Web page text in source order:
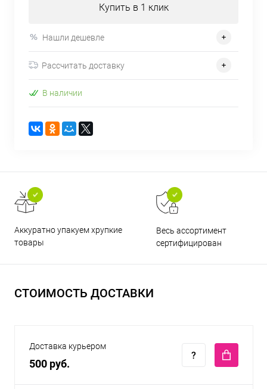
Купить в 1 клик
Нашли дешевле
Рассчитать доставку
В наличии
Аккуратно упакуем хрупкие
товары
Весь ассортимент
сертифицирован
СТОИМОСТЬ ДОСТАВКИ
Доставка курьером
500 руб.